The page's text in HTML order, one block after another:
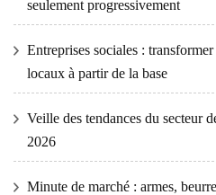
seulement progressivement
Entreprises sociales :
locaux à partir de la base
Veille des tendances du secteur
2026
Minute de marché : armes,